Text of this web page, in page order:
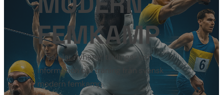
FEMKAMP
Vi samlar nyheter, tävlingar och
information om träning från svensk
modern femkamp.